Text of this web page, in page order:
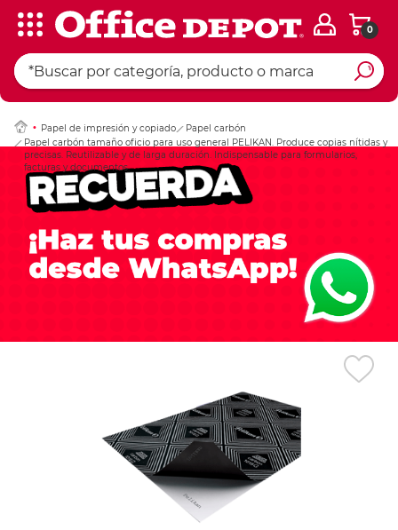
0
Papel de impresión y copiado
Papel carbón
Papel carbón tamaño oficio para uso general PELIKAN. Produce copias nítidas y
precisas. Reutilizable y de larga duración. Indispensable para formularios,
facturas y documentos.
Ingresar Codigo